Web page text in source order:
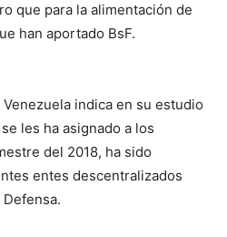
que para la alimentación de
han aportado BsF.
indica en su estudio
les ha asignado a los
del 2018, ha sido
entes descentralizados